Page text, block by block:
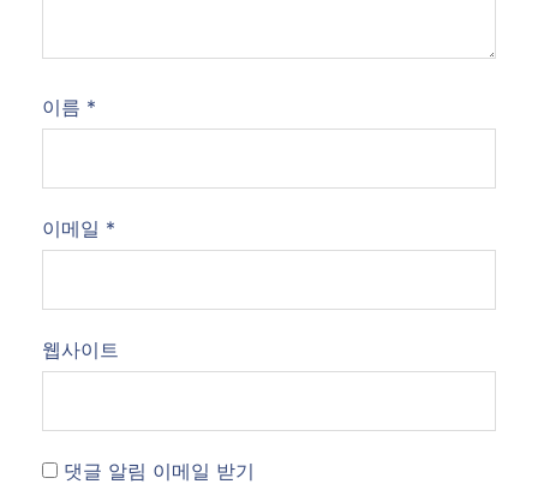
이름 *
이메일 *
웹사이트
댓글 알림 이메일 받기